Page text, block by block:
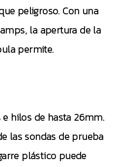
peligroso. Con una
la apertura de la
permite.
hilos de hasta 26mm.
las sondas de prueba
plástico puede